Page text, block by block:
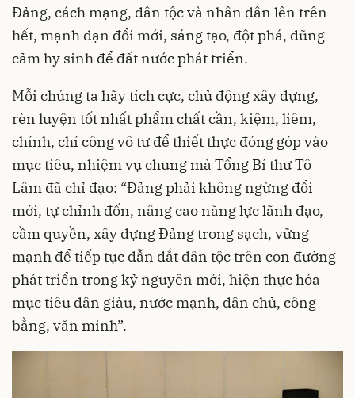
Đảng, cách mạng, dân tộc và nhân dân lên trên
hết, mạnh dạn đổi mới, sáng tạo, đột phá, dũng
cảm hy sinh để đất nước phát triển.
Mỗi chúng ta hãy tích cực, chủ động xây dựng,
rèn luyện tốt nhất phẩm chất cần, kiệm, liêm,
chính, chí công vô tư để thiết thực đóng góp vào
mục tiêu, nhiệm vụ chung mà Tổng Bí thư Tô
Lâm đã chỉ đạo: “Đảng phải không ngừng đổi
mới, tự chỉnh đốn, nâng cao năng lực lãnh đạo,
cầm quyền, xây dựng Đảng trong sạch, vững
mạnh để tiếp tục dẫn dắt dân tộc trên con đường
phát triển trong kỷ nguyên mới, hiện thực hóa
mục tiêu dân giàu, nước mạnh, dân chủ, công
bằng, văn minh”.